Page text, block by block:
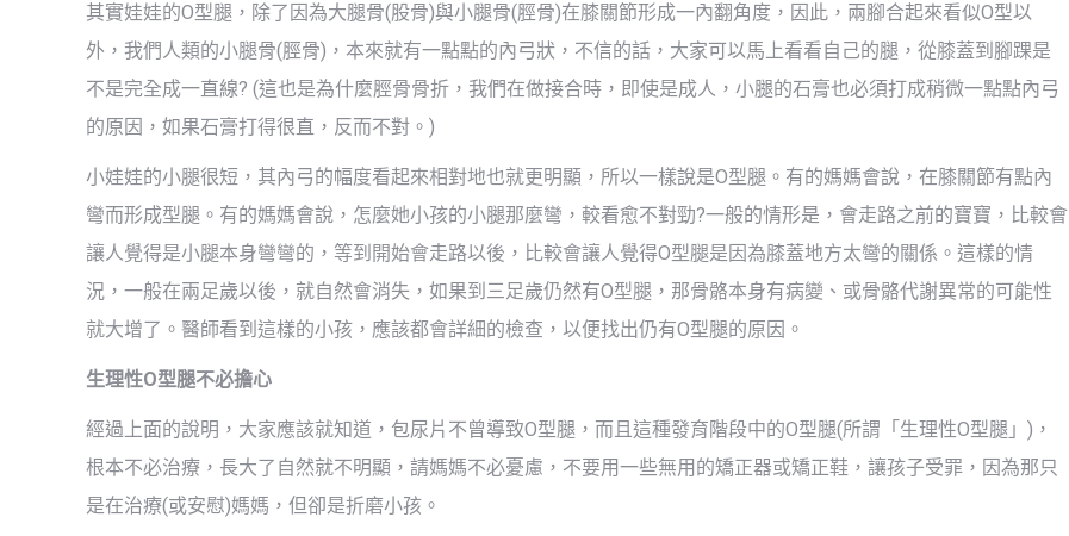
其實娃娃的O型腿，除了因為大腿骨(股骨)與小腿骨(脛骨)在膝關節形成一內翻角度，因此，兩腳合起來看似O型以
外，我們人類的小腿骨(脛骨)，本來就有一點點的內弓狀，不信的話，大家可以馬上看看自己的腿，從膝蓋到腳踝是
不是完全成一直線? (這也是為什麼脛骨骨折，我們在做接合時，即使是成人，小腿的石膏也必須打成稍微一點點內弓
的原因，如果石膏打得很直，反而不對。)
小娃娃的小腿很短，其內弓的幅度看起來相對地也就更明顯，所以一樣說是O型腿。有的媽媽會說，在膝關節有點內
彎而形成型腿。有的媽媽會說，怎麼她小孩的小腿那麼彎，較看愈不對勁?一般的情形是，會走路之前的寶寶，比較會
讓人覺得是小腿本身彎彎的，等到開始會走路以後，比較會讓人覺得O型腿是因為膝蓋地方太彎的關係。這樣的情
況，一般在兩足歲以後，就自然會消失，如果到三足歲仍然有O型腿，那骨骼本身有病變、或骨骼代謝異常的可能性
就大增了。醫師看到這樣的小孩，應該都會詳細的檢查，以便找出仍有O型腿的原因。
生理性O型腿不必擔心
經過上面的說明，大家應該就知道，包尿片不曾導致O型腿，而且這種發育階段中的O型腿(所謂「生理性O型腿」)，
根本不必治療，長大了自然就不明顯，請媽媽不必憂慮，不要用一些無用的矯正器或矯正鞋，讓孩子受罪，因為那只
是在治療(或安慰)媽媽，但卻是折磨小孩。